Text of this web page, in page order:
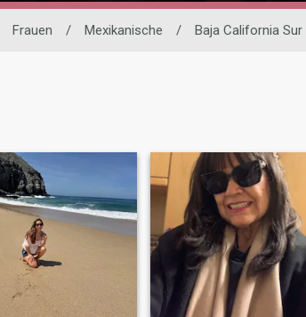
Frauen / Mexikanische / Baja California Sur